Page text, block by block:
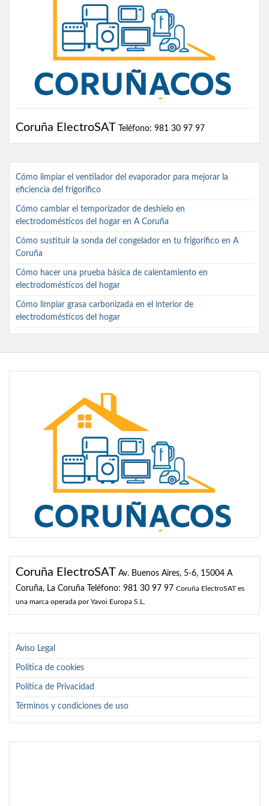
Coruña ElectroSAT Teléfono: 981 30 97 97
Cómo limpiar el ventilador del evaporador para mejorar la
eficiencia del frigorífico
Cómo cambiar el temporizador de deshielo en
electrodomésticos del hogar en A Coruña
Cómo sustituir la sonda del congelador en tu frigorífico en A
Coruña
Cómo hacer una prueba básica de calentamiento en
electrodomésticos del hogar
Cómo limpiar grasa carbonizada en el interior de
electrodomésticos del hogar
Coruña ElectroSAT Av. Buenos Aires, 5-6, 15004 A
Coruña, La Coruña
Teléfono: 981 30 97 97 Coruña ElectroSAT es
una marca operada por Yavoi Europa S.L.
Aviso Legal
Política de cookies
Política de Privacidad
Términos y condiciones de uso